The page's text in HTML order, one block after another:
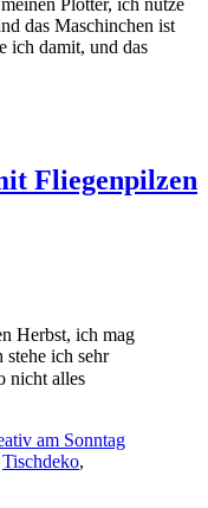
Plotter, ich nutze
das Maschinchen ist
ich damit, und das
Fliegenpilzen
Herbst, ich mag
ich sehr
nicht alles
am Sonntag
Tischdeko,